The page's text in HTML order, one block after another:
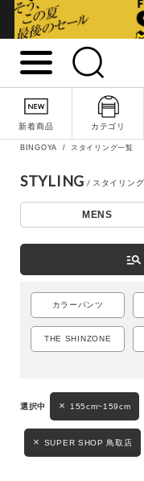
新着商品 カテゴリ
BINGOYA スタイリング一覧
STYLING
MENS
manage_search
カラーパンツ
THE SHINZONE
155cm~159cm
SUPER SHOP 鳥取店